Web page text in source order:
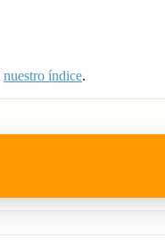
nuestro índice.